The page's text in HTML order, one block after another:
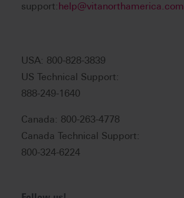
support: help@vitanorthamerica.com
USA: 800-828-3839
US Technical Support:
888-249-1640
Canada: 800-263-4778
Canada Technical Support:
800-324-6224